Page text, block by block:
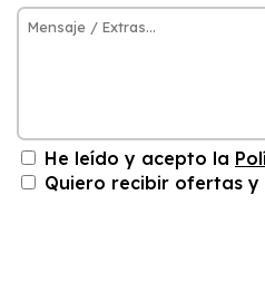
He leído y acepto la
Quiero recibir ofertas